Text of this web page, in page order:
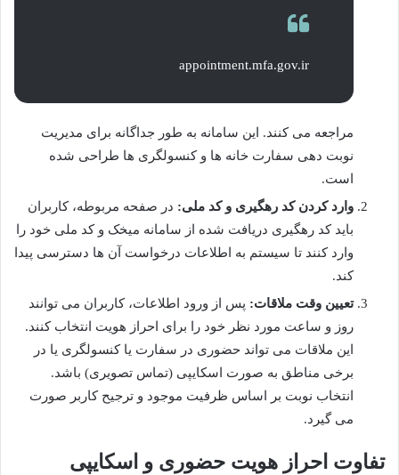
appointment.mfa.gov.ir
مراجعه می کنند. این سامانه به طور جداگانه برای مدیریت
نوبت دهی سفارت خانه ها و کنسولگری ها طراحی شده
است.
وارد کردن کد رهگیری و کد ملی: در صفحه مربوطه، کاربران
باید کد رهگیری دریافت شده از سامانه میخک و کد ملی خود را
وارد کنند تا سیستم به اطلاعات درخواست آن ها دسترسی پیدا
کند.
تعیین وقت ملاقات: پس از ورود اطلاعات، کاربران می توانند
روز و ساعت مورد نظر خود را برای احراز هویت انتخاب کنند.
این ملاقات می تواند حضوری در سفارت یا کنسولگری یا در
برخی مناطق به صورت اسکایپی (تماس تصویری) باشد.
انتخاب نوبت بر اساس ظرفیت موجود و ترجیح کاربر صورت
می گیرد.
تفاوت احراز هویت حضوری و اسکایپی